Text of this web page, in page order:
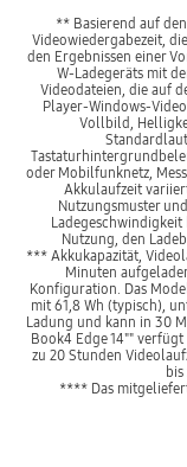
** Basierend auf
Videowiedergabezeit,
den Ergebnissen einer
W-Ladegeräts mit
Videodateien, die auf
Player-Windows-
Vollbild,
oder Mobilfunknetz,
Akkulaufzeit
Nutzungsmuster
Nutzung, den
*** Akkukapazität,
Minuten
Konfiguration. Das
mit 61,8 Wh (typisch),
Ladung und kann in 30
Book4 Edge 14""
zu 20 Stunden
**** Das